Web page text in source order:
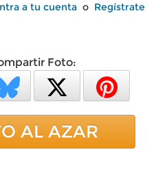
a tu cuenta o Regístrate
Foto:
AL AZAR